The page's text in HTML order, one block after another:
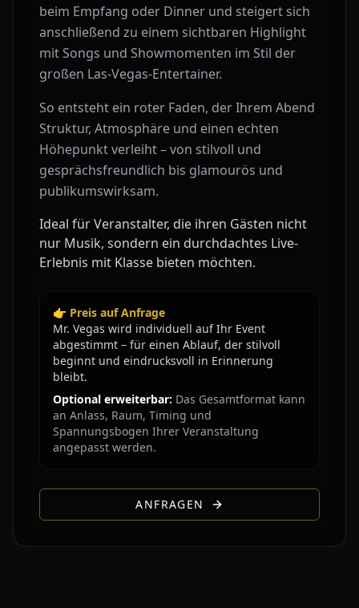
beim Empfang oder Dinner und steigert sich
anschließend zu einem sichtbaren Highlight
mit Songs und Showmomenten im Stil der
großen Las-Vegas-Entertainer.
So entsteht ein roter Faden, der Ihrem Abend
Struktur, Atmosphäre und einen echten
Höhepunkt verleiht – von stilvoll und
gesprächsfreundlich bis glamourös und
publikumswirksam.
Ideal für Veranstalter, die ihren Gästen nicht
nur Musik, sondern ein durchdachtes Live-
Erlebnis mit Klasse bieten möchten.
👉 Preis auf Anfrage
Mr. Vegas wird individuell auf Ihr Event
abgestimmt – für einen Ablauf, der stilvoll
beginnt und eindrucksvoll in Erinnerung
bleibt.
Optional erweiterbar: Das Gesamtformat kann
an Anlass, Raum, Timing und
Spannungsbogen Ihrer Veranstaltung
angepasst werden.
ANFRAGEN